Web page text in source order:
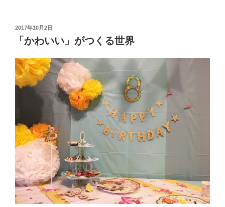
通
る”
投
2017年10月2日
「かわいい」がつくる世界